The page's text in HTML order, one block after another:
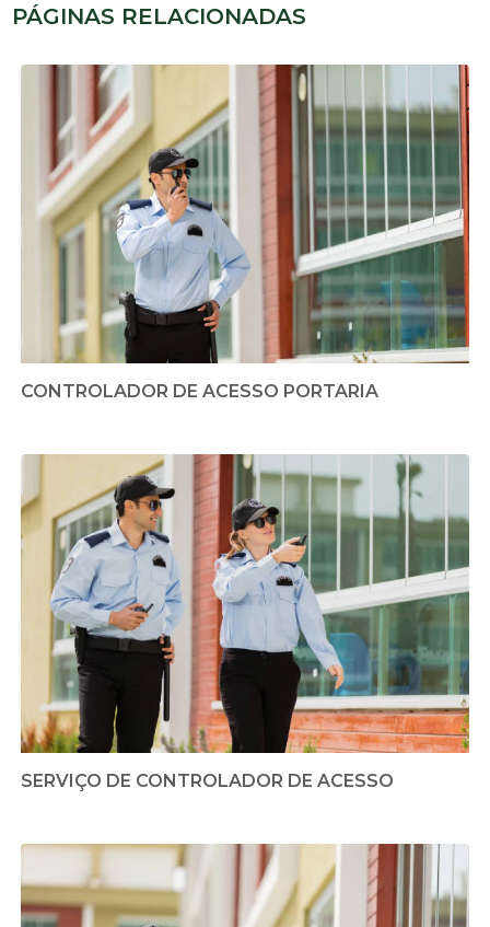
PÁGINAS RELACIONADAS
CONTROLADOR DE ACESSO PORTARIA
SERVIÇO DE CONTROLADOR DE ACESSO